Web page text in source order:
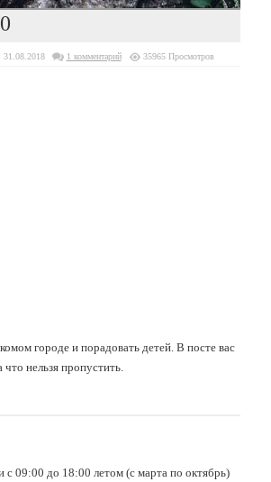
31.08.2018 1 комментарий 35965 Просмотров
городе и порадовать детей. В посте вас
нельзя пропустить.
09:00 до 18:00 летом (с марта по октябрь)